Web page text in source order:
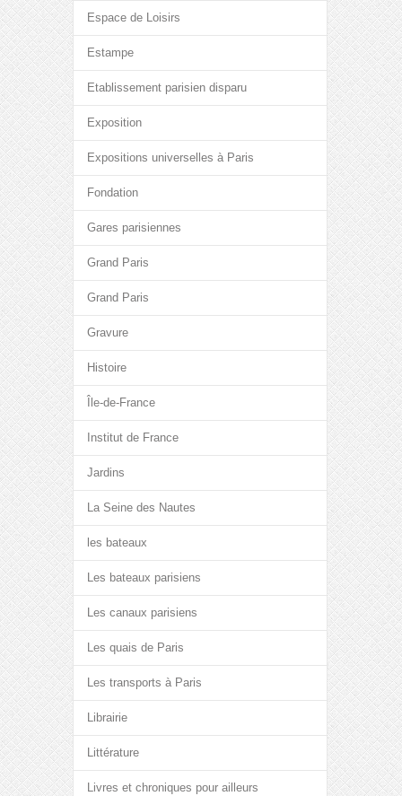
Espace de Loisirs
Estampe
Etablissement parisien disparu
Exposition
Expositions universelles à Paris
Fondation
Gares parisiennes
Grand Paris
Grand Paris
Gravure
Histoire
Île-de-France
Institut de France
Jardins
La Seine des Nautes
les bateaux
Les bateaux parisiens
Les canaux parisiens
Les quais de Paris
Les transports à Paris
Librairie
Littérature
Livres et chroniques pour ailleurs